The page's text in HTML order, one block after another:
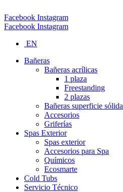
Facebook Instagram
Facebook Instagram
EN
Bañeras
Bañeras acrílicas
1 plaza
Freestanding
2 plazas
Bañeras superficie sólida
Accesorios
Griferías
Spas Exterior
Spas exterior
Accesorios para Spa
Químicos
Ecosmarte
Cold Tubs
Servicio Técnico